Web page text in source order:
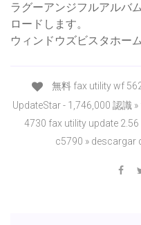
ラグーアンジフルアルバ
ロードします。
ウィンドウズビスタホー
無料 fax utility wf
UpdateStar - 1,746,000 認識
4730 fax utility update
c5790 » descargar